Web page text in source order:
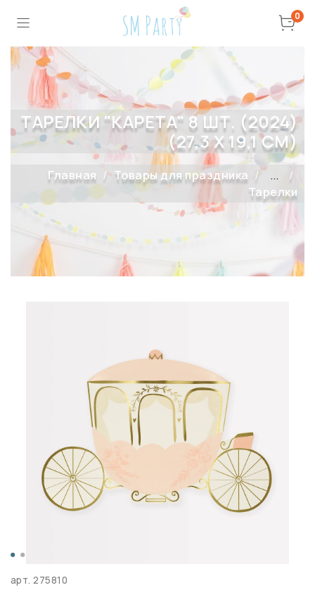
0
ТАРЕЛКИ "КАРЕТА" 8 ШТ. (2024)
(27,3 Х 19,1 СМ)
Главная Товары для праздника
...
Тарелки
арт.275810